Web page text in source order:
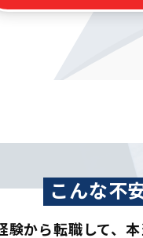
こんな不
験から転職して、